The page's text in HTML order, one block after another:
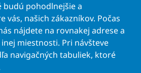
pohodlnejšie a
vás, našich zákazníkov. Počas
nájdete na rovnakej adrese a
miestnosti. Pri návšteve
navigačných tabuliek, ktoré